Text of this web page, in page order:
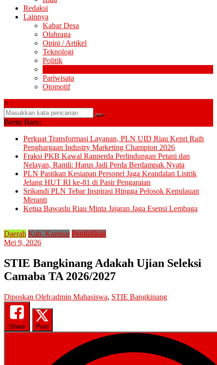
Redaksi
Lainnya
Kabar Desa
Olahraga
Opini / Artikel
Teknologi
Politik
Pariwisata
Otomotif
×
Berita Baru:
Perkuat Transformasi Layanan, PLN UID Riau Kepri Raih
Penghargaan Industry Marketing Champion 2026
Fraksi PKB Kawal Ranperda Perlindungan Petani dan
Nelayan, Ramli: Harus Jadi Perda Berdampak Nyata
PLN Pastikan Kesiapan Personel Jaga Keandalan Listrik
Jelang HUT RI ke-81 di Pasir Pengaraian
Srikandi PLN Tebar Inspirasi Hingga Pelosok Kepulauan
Meranti
Ketua Bawaslu Riau Minta Jajaran Jaga Esensi Lembaga
Daerah Kab. Kampar Pendidikan
Mei 9, 2026
STIE Bangkinang Adakah Ujian Seleksi
Camaba TA 2026/2027
Diposkan Oleh:admin Mahasiswa, STIE Bangkinang
Share Post